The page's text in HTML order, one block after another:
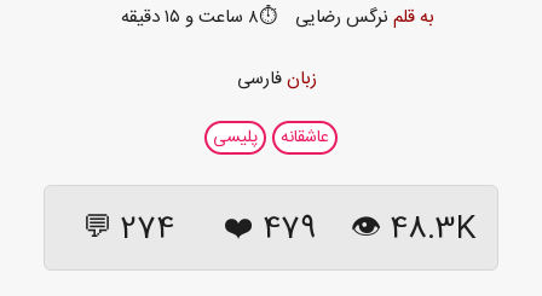
به قلم نرگس رضایی ⏱️۸ ساعت و ۱۵ دقیقه
زبانفارسی
عاشقانه پلیسی
48.3K 👁
479
❤️
274 💬